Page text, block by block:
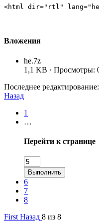
<html dir="rtl"
Вложения
he.7z
1,1 KB · Просмотры:
Последнее редактирование:
Назад
1
…
Перейти к странице
Выполнить
6
7
8
First Назад 8 из 8